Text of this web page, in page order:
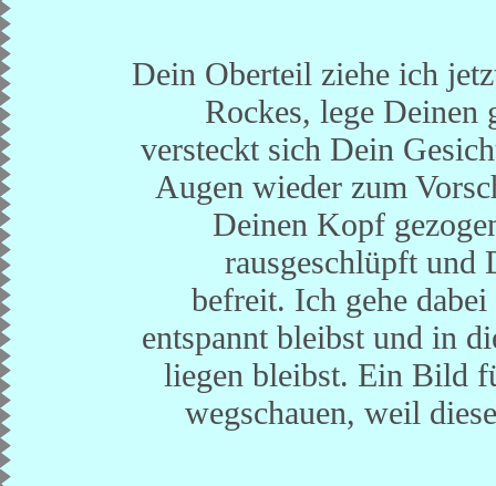
Dein Oberteil ziehe ich
Rockes, lege Deinen
versteckt sich Dein
Augen wieder zum
Deinen Kopf
rausgeschlüpft und
befreit. Ich gehe
entspannt bleibst und in
liegen bleibst. Ein Bild
wegschauen, weil